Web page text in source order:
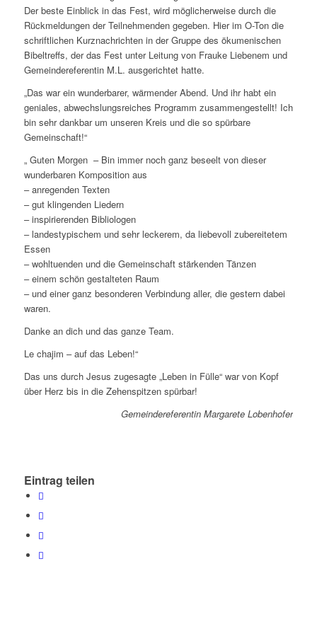
Der beste Einblick in das Fest, wird möglicherweise durch die
Rückmeldungen der Teilnehmenden gegeben. Hier im O-Ton die
schriftlichen Kurznachrichten in der Gruppe des ökumenischen
Bibeltreffs, der das Fest unter Leitung von Frauke Liebenem und
Gemeindereferentin M.L. ausgerichtet hatte.
„Das war ein wunderbarer, wärmender Abend. Und ihr habt ein
geniales, abwechslungsreiches Programm zusammengestellt! Ich
bin sehr dankbar um unseren Kreis und die so spürbare
Gemeinschaft!“
„ Guten Morgen – Bin immer noch ganz beseelt von dieser
wunderbaren Komposition aus
– anregenden Texten
– gut klingenden Liedern
– inspirierenden Bibliologen
– landestypischem und sehr leckerem, da liebevoll zubereitetem
Essen
– wohltuenden und die Gemeinschaft stärkenden Tänzen
– einem schön gestalteten Raum
– und einer ganz besonderen Verbindung aller, die gestern dabei
waren.
Danke an dich und das ganze Team.
Le chajim – auf das Leben!“
Das uns durch Jesus zugesagte „Leben in Fülle“ war von Kopf
über Herz bis in die Zehenspitzen spürbar!
Gemeindereferentin Margarete Lobenhofer
Eintrag teilen